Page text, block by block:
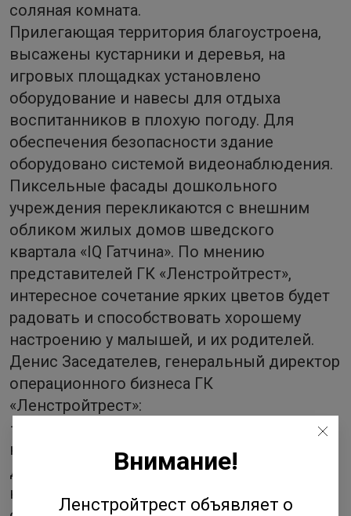
соляная комната.
Прилегающая территория благоустроена,
высажены кустарники и деревья, на
игровых площадках установлено
оборудование и навесы для отдыха
воспитанников в плохую погоду. Для
обеспечения безопасности здание
оборудовано системой видеонаблюдения.
Пиксельные фасады дошкольного
учреждения перекликаются с внешним
обликом жилых домов шведского
квартала «IQ Гатчина». По мнению
представителей ГК «Ленстройтрест»,
интересное сочетание ярких цветов будет
радовать и способствовать хорошему
настроению у малышей, и их родителей.
Денис Заседателев, генеральный директор
операционного бизнеса ГК
«Ленстройтрест»:
–. Возведение объектов социальной и
коммерческой инфраструктуры в шаговой
доступности от жилых корпусов – это
неотъемлемая часть нашего подхода к
Внимание!
Ленстройтрест объявляет о